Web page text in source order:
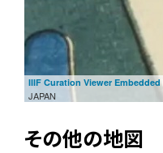
IIIF Curation Viewer Embedded
JAPAN
その他の地図